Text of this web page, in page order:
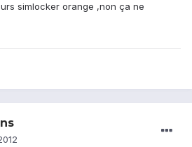
simlocker orange ,non ça ne